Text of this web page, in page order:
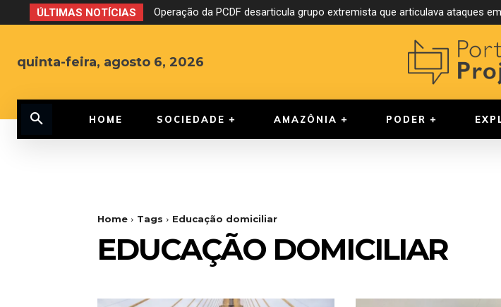
ÚLTIMAS NOTÍCIAS Operação da PCDF desarticula grupo extremista que articulava ataques
quinta-feira, agosto 6, 2026
HOME SOCIEDADE AMAZÔNIA PODER
Home Tags Educação domiciliar
EDUCAÇÃO DOMICILIAR